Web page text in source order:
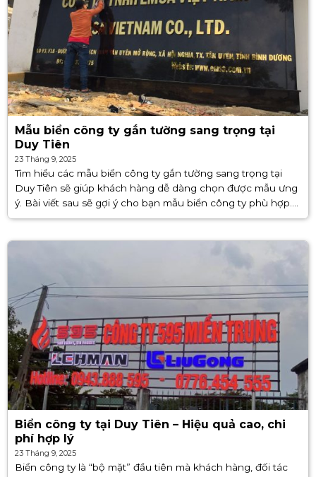
Mẫu biển công ty gắn tường sang trọng tại
Duy Tiên
23 Tháng 9, 2025
Tìm hiểu các mẫu biển công ty gắn tường sang trọng tại
Duy Tiên sẽ giúp khách hàng dễ dàng chọn được mẫu ưng
ý. Bài viết sau sẽ gợi ý cho bạn mẫu biển công ty phù hợp.
Hãy [...]
Biển công ty tại Duy Tiên – Hiệu quả cao, chi
phí hợp lý
23 Tháng 9, 2025
Biển công ty là “bộ mặt” đầu tiên mà khách hàng, đối tác